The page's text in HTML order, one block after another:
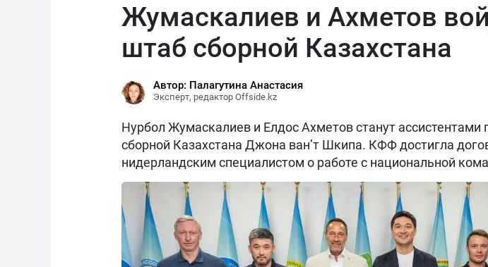
Жумаскалиев и Ахметов
штаб сборной Казахстана
Автор: Палагутина Анастасия
Эксперт, редактор Offside.kz
Нурбол Жумаскалиев и Елдос Ахметов станут ассистентами
сборной Казахстана Джона ван’т Шкипа. КФФ достигла
нидерландским специалистом о работе с национальной